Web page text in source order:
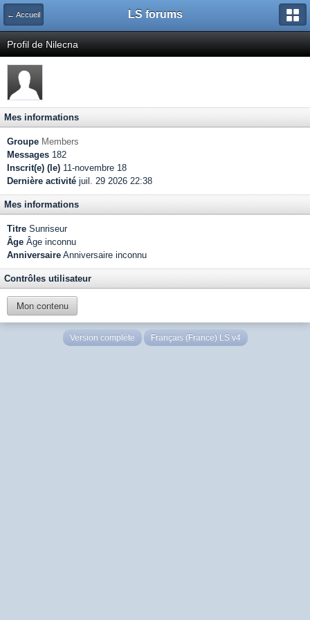
← Accueil LS forums
Profil de Nilecna
Mes informations
Groupe Members
Messages 182
Inscrit(e) (le) 11-novembre 18
Dernière activité juil. 29 2026 22:38
Mes informations
Titre Sunriseur
Âge Âge inconnu
Anniversaire Anniversaire inconnu
Contrôles utilisateur
Mon contenu
Version complète Français (France) LS v4